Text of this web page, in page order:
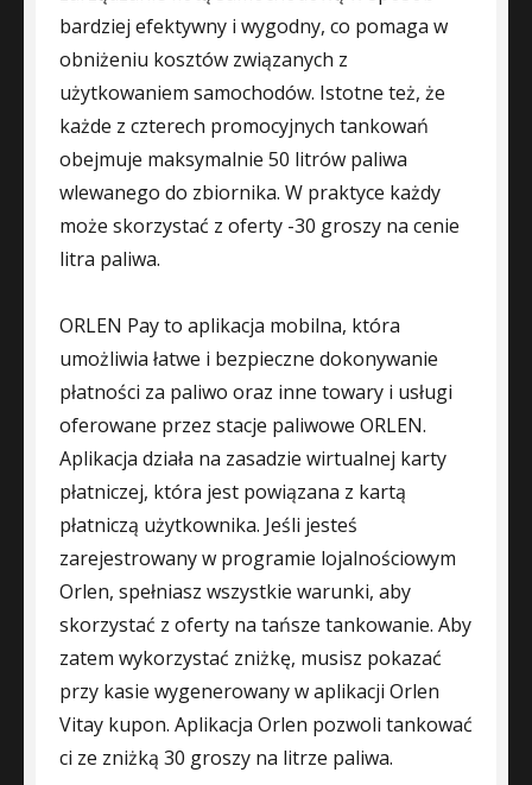
bardziej efektywny i wygodny, co pomaga w
obniżeniu kosztów związanych z
użytkowaniem samochodów. Istotne też, że
każde z czterech promocyjnych tankowań
obejmuje maksymalnie 50 litrów paliwa
wlewanego do zbiornika. W praktyce każdy
może skorzystać z oferty -30 groszy na cenie
litra paliwa.
ORLEN Pay to aplikacja mobilna, która
umożliwia łatwe i bezpieczne dokonywanie
płatności za paliwo oraz inne towary i usługi
oferowane przez stacje paliwowe ORLEN.
Aplikacja działa na zasadzie wirtualnej karty
płatniczej, która jest powiązana z kartą
płatniczą użytkownika. Jeśli jesteś
zarejestrowany w programie lojalnościowym
Orlen, spełniasz wszystkie warunki, aby
skorzystać z oferty na tańsze tankowanie. Aby
zatem wykorzystać zniżkę, musisz pokazać
przy kasie wygenerowany w aplikacji Orlen
Vitay kupon. Aplikacja Orlen pozwoli tankować
ci ze zniżką 30 groszy na litrze paliwa.